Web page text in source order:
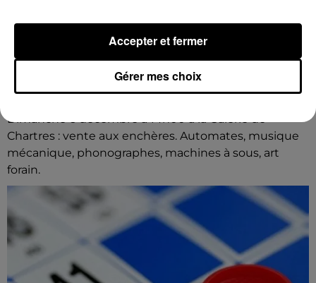
CHARTRES - VENTE AUX ENCHÈRES :
Dimanche 6 décembre à 14h00 à la Galerie de
Chartres : vente aux enchères. Automates, musique
mécanique, phonographes, machines à sous, art
forain.
Gérer mes choix
Accepter et fermer